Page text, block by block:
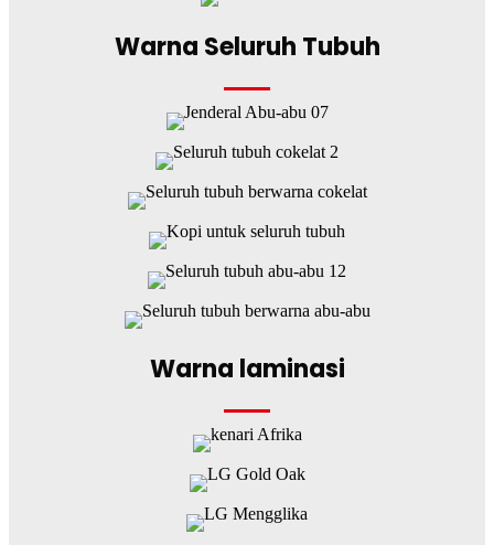
Warna Seluruh Tubuh
Warna laminasi